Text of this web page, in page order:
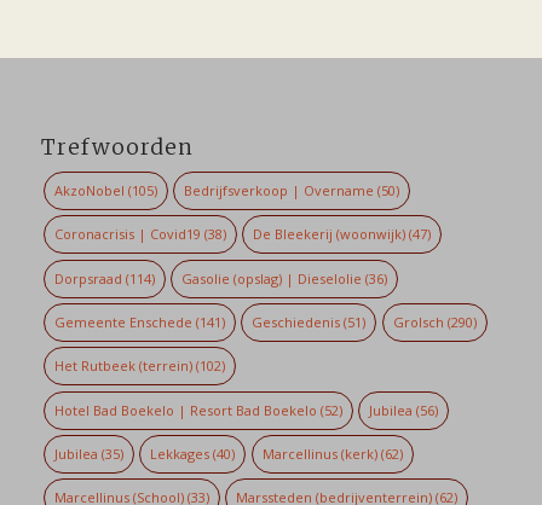
Trefwoorden
AkzoNobel (105) Bedrijfsverkoop | Overname (50)
Coronacrisis | Covid19 (38) De Bleekerij (woonwijk) (47)
Dorpsraad (114) Gasolie (opslag) | Dieselolie (36)
Gemeente Enschede (141) Geschiedenis (51) Grolsch (290)
Het Rutbeek (terrein)(102)
Hotel Bad Boekelo | Resort Bad Boekelo (52) Jubilea (56)
Jubilea (35) Lekkages (40) Marcellinus (kerk)(62)
Marcellinus (School)(33) Marssteden (bedrijventerrein) (62)